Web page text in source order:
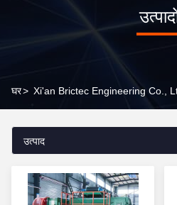
घर> Xi'an Brictec Engineering Co.,
उत्पाद